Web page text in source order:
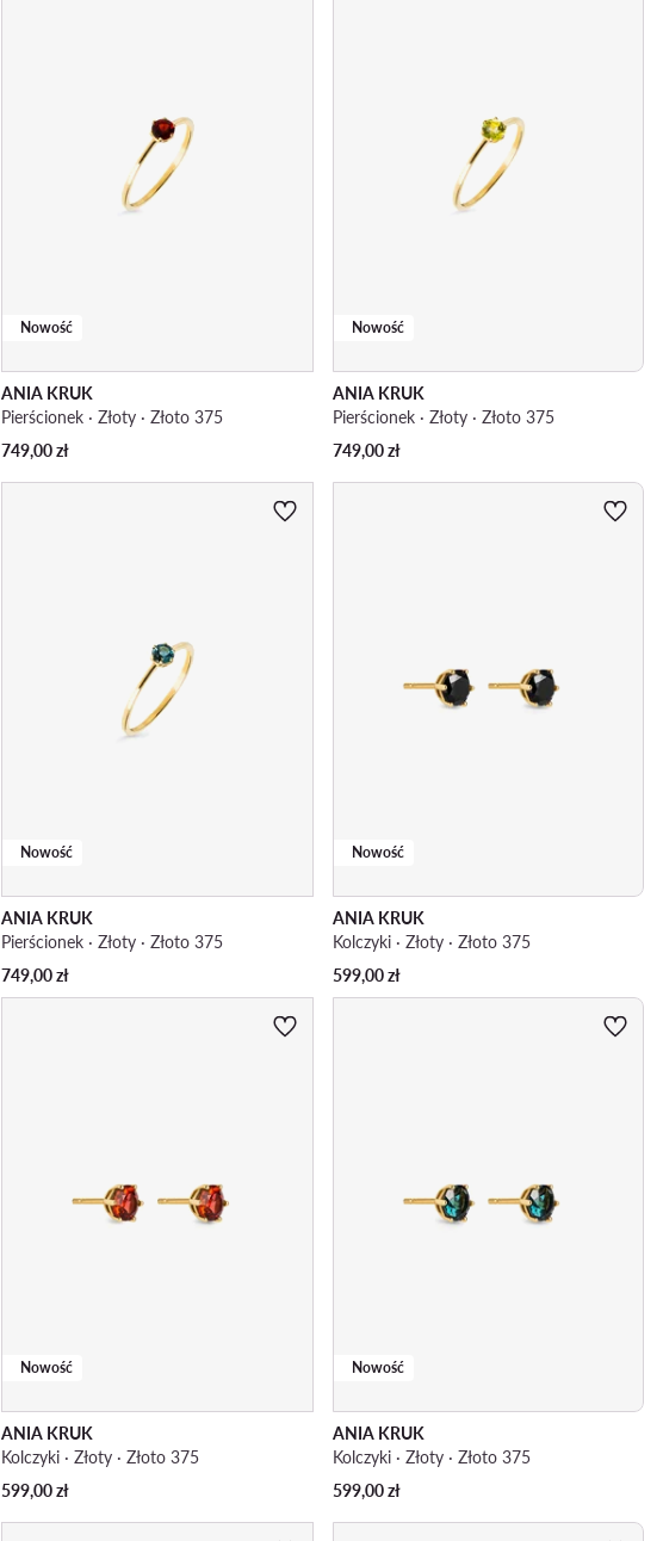
Nowość
ANIA KRUK
Pierścionek · Złoty · Złoto 375
749,00zł
Nowość
ANIA KRUK
Pierścionek · Złoty · Złoto 375
749,00zł
Nowość
ANIA KRUK
Pierścionek · Złoty · Złoto 375
749,00zł
Nowość
ANIA KRUK
Kolczyki · Złoty · Złoto 375
599,00zł
Nowość
ANIA KRUK
Kolczyki · Złoty · Złoto 375
599,00zł
Nowość
ANIA KRUK
Kolczyki · Złoty · Złoto 375
599,00zł